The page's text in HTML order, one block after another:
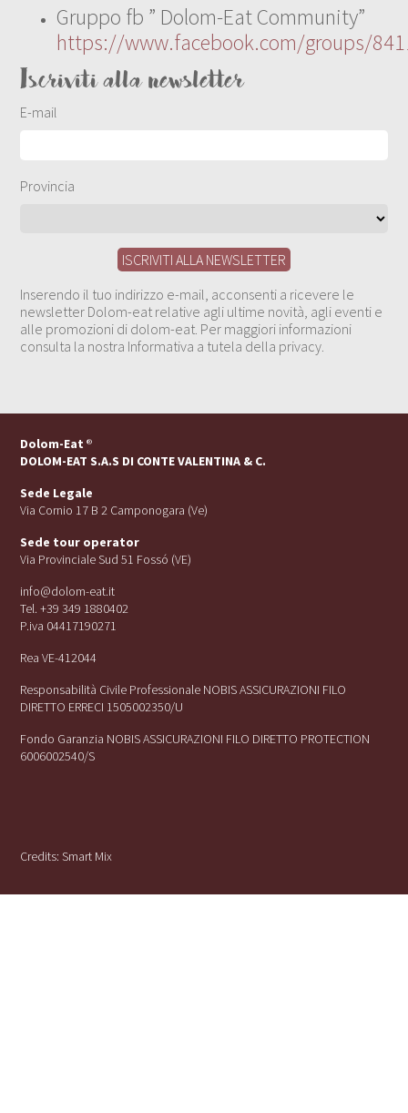
Gruppo fb ” Dolom-Eat Community”
https://www.facebook.com/groups/
Iscriviti alla newsletter
E-mail
Provincia
Inserendo il tuo indirizzo e-mail, acconsenti a ricevere le
newsletter Dolom-eat relative agli ultime novità, agli eventi e
alle promozioni di dolom-eat. Per maggiori informazioni
consulta la nostra Informativa a tutela della privacy.
Dolom-Eat ®
DOLOM-EAT S.A.S DI CONTE VALENTINA & C.
Sede Legale
Via Cornio 17 B 2 Camponogara (Ve)
Sede tour operator
Via Provinciale Sud 51 Fossó (VE)
info@dolom-eat.it
Tel. +39 349 1880402
P.iva 04417190271
Rea VE-412044
Responsabilità Civile Professionale NOBIS ASSICURAZIONI FILO
DIRETTO ERRECI 1505002350/U
Fondo Garanzia NOBIS ASSICURAZIONI FILO DIRETTO PROTECTION
6006002540/S
Credits:Smart Mix